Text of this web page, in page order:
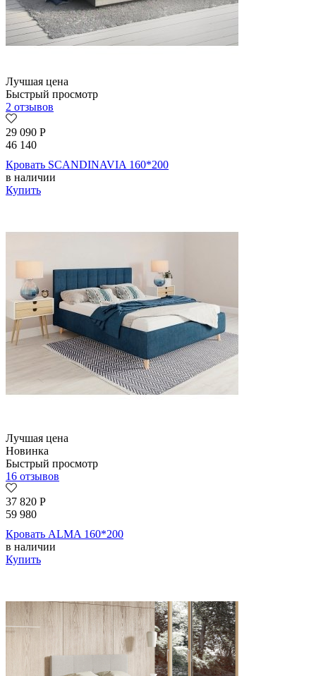
Лучшая цена
Быстрый просмотр
2 отзывов
29 090 Р
46 140
Кровать SCANDINAVIA 160*200
в наличии
Купить
Лучшая цена
Новинка
Быстрый просмотр
16 отзывов
37 820 Р
59 980
Кровать ALMA 160*200
в наличии
Купить